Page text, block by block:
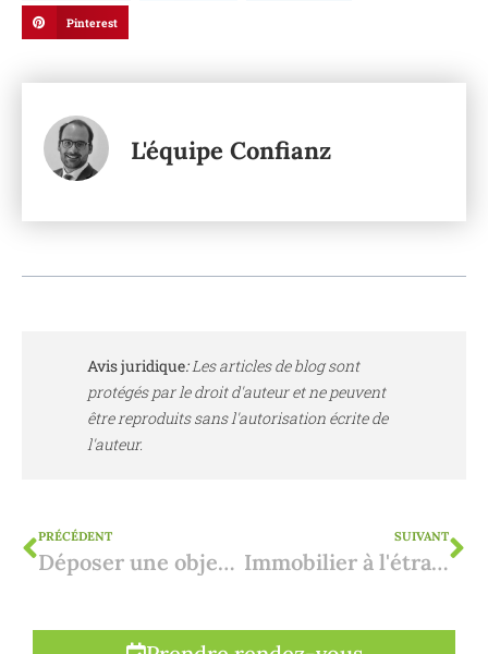
Pinterest
L'équipe Confianz
Avis juridique:Les articles de blog sont
protégés par le droit d'auteur et ne peuvent
être reproduits sans l'autorisation écrite de
l'auteur.
PRÉCÉDENT
Déposer une objection à un permis environnemental : pourquoi cela a-t-il du sens ?
SUIVANT
Immobilier à l'étranger : boîte 3